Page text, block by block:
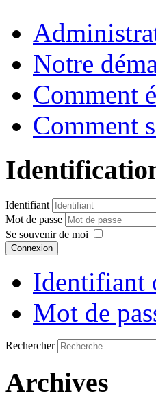
Notre
Comment
Comment
Identifiant
Mot de passe
Se souvenir de moi
Connexion
Identifiant
Mot de
Rechercher
Archives